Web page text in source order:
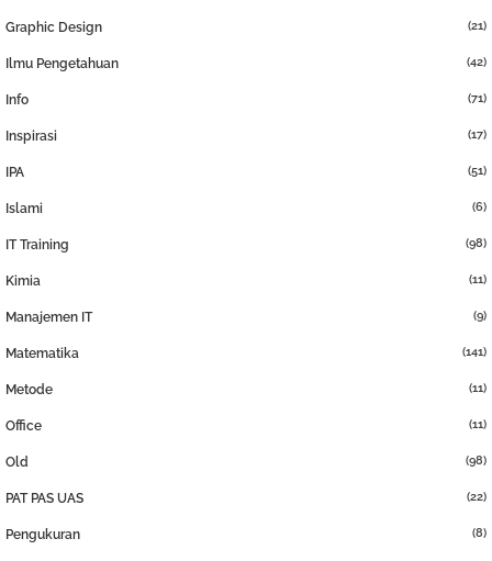
Graphic Design (21)
Ilmu Pengetahuan (42)
Info (71)
Inspirasi (17)
IPA (51)
Islami (6)
IT Training (98)
Kimia (11)
Manajemen IT (9)
Matematika (141)
Metode (11)
Office (11)
Old (98)
PAT PAS UAS (22)
Pengukuran (8)